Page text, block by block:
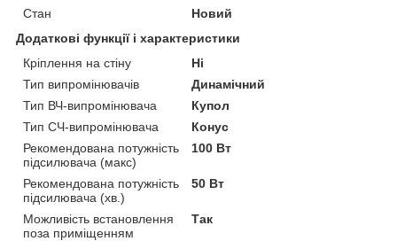
Стан
Новий
Додаткові функції і характеристики
Кріплення на стіну
Ні
Тип випромінювачів
Динамічний
Тип ВЧ-випромінювача
Купол
Тип СЧ-випромінювача
Конус
Рекомендована потужність
підсилювача (макс)
100 Вт
Рекомендована потужність
підсилювача (хв.)
50 Вт
Можливість встановлення
поза приміщенням
Так